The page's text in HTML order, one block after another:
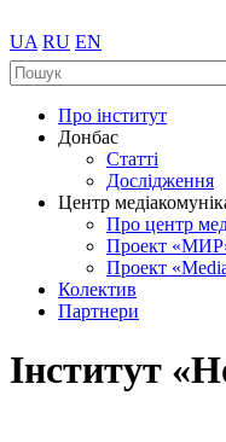
UA RU EN
Про інститут
Донбас
Статті
Дослідження
Центр
Про центр
Проект
Проект
Колектив
Партнери
Інститут